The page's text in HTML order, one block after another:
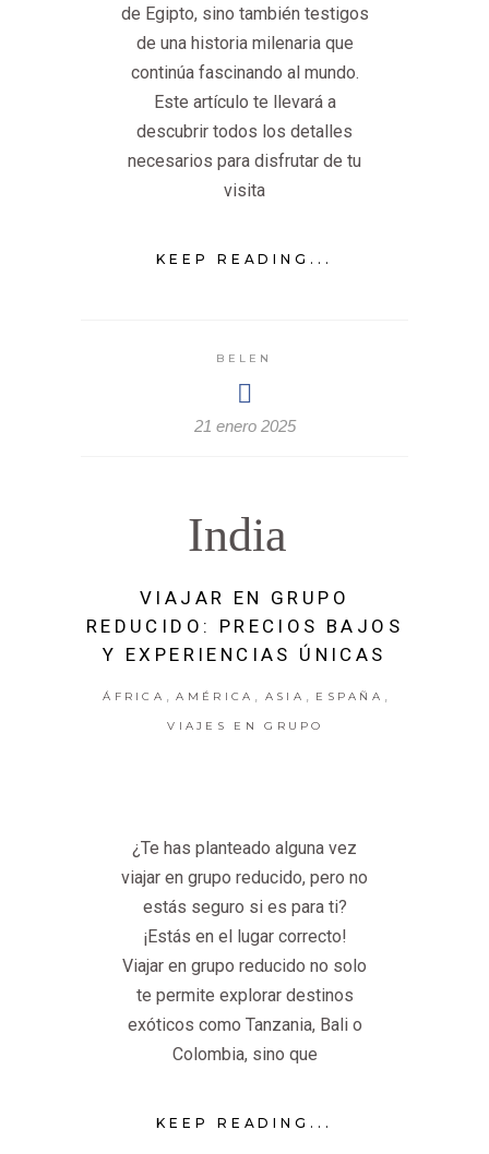
de Egipto, sino también testigos
de una historia milenaria que
continúa fascinando al mundo.
Este artículo te llevará a
descubrir todos los detalles
necesarios para disfrutar de tu
visita
KEEP READING...
BELEN
21 enero 2025
India
VIAJAR EN GRUPO
REDUCIDO: PRECIOS BAJOS
Y EXPERIENCIAS ÚNICAS
ÁFRICA , AMÉRICA , ASIA , ESPAÑA ,
VIAJES EN GRUPO
¿Te has planteado alguna vez
viajar en grupo reducido, pero no
estás seguro si es para ti?
¡Estás en el lugar correcto!
Viajar en grupo reducido no solo
te permite explorar destinos
exóticos como Tanzania, Bali o
Colombia, sino que
KEEP READING...